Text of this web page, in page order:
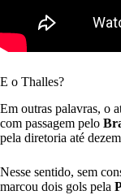
E o Thalles?
Em outras palavras, o
com passagem pelo
pela diretoria até
Nesse sentido, sem
marcou dois gols pela